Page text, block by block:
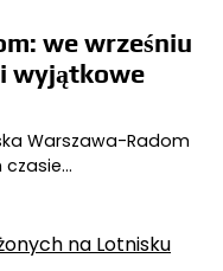
we wrześniu
wyjątkowe
Warszawa-Radom
czasie…